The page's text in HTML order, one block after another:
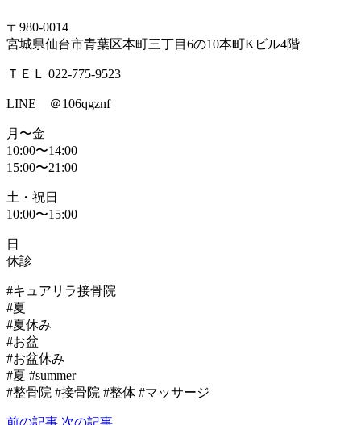
〒980-0014
宮城県仙台市青葉区本町三丁目6の10本町Kビル4階
ＴＥＬ 022-775-9523
LINE ＠106qgznf
月〜金
10:00〜14:00
15:00〜21:00
土・祝日
10:00〜15:00
日
休診
#キュアリラ接骨院
#夏
#夏休み
#お盆
#お盆休み
#夏 #summer
#整骨院 #接骨院 #整体 #マッサージ